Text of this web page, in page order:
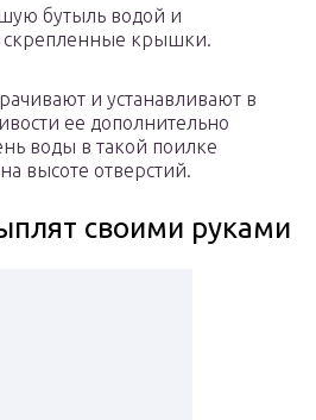
бутыль водой и
скрепленные крышки.
и устанавливают в
ее дополнительно
воды в такой поилке
высоте отверстий.
своими руками